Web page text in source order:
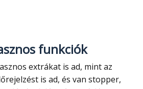
funkciók
is ad, és van stopper,